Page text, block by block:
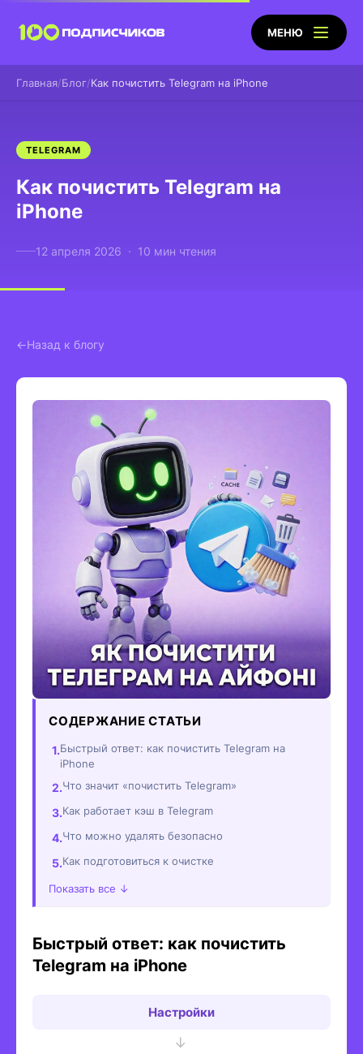
МЕНЮ
Главная Блог Как почистить Telegram на iPhone
TELEGRAM
Как почистить Telegram на
iPhone
12 апреля 2026 · 10 мин чтения
Назад к блогу
СОДЕРЖАНИЕ СТАТЬИ
Быстрый ответ: как почистить Telegram на
iPhone
Что значит «почистить Telegram»
Как работает кэш в Telegram
Что можно удалять безопасно
Как подготовиться к очистке
Показать все ↓
Быстрый ответ: как почистить
Telegram на iPhone
Настройки
→